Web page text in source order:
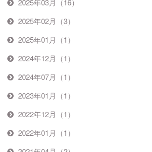
2025年03月（16）
2025年02月（3）
2025年01月（1）
2024年12月（1）
2024年07月（1）
2023年01月（1）
2022年12月（1）
2022年01月（1）